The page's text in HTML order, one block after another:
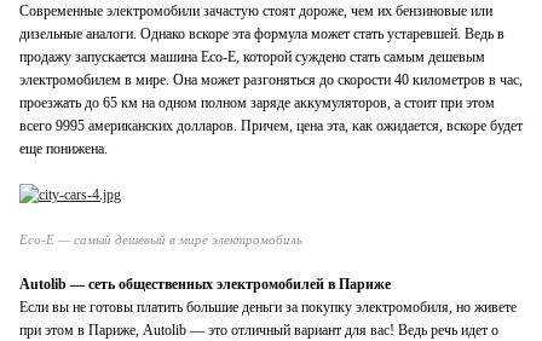
Современные электромобили зачастую стоят дороже, чем их бензиновые или
дизельные аналоги. Однако вскоре эта формула может стать устаревшей. Ведь в
продажу запускается машина Eco-E, которой суждено стать самым дешевым
электромобилем в мире. Она может разгоняться до скорости 40 километров в час,
проезжать до 65 км на одном полном заряде аккумуляторов, а стоит при этом
всего 9995 американских долларов. Причем, цена эта, как ожидается, вскоре будет
еще понижена.
Eco-E — самый дешевый в мире электромобиль
Autolib — сеть общественных электромобилей в Париже
Если вы не готовы платить большие деньги за покупку электромобиля, но живете
при этом в Париже, Autolib — это отличный вариант для вас! Ведь речь идет о